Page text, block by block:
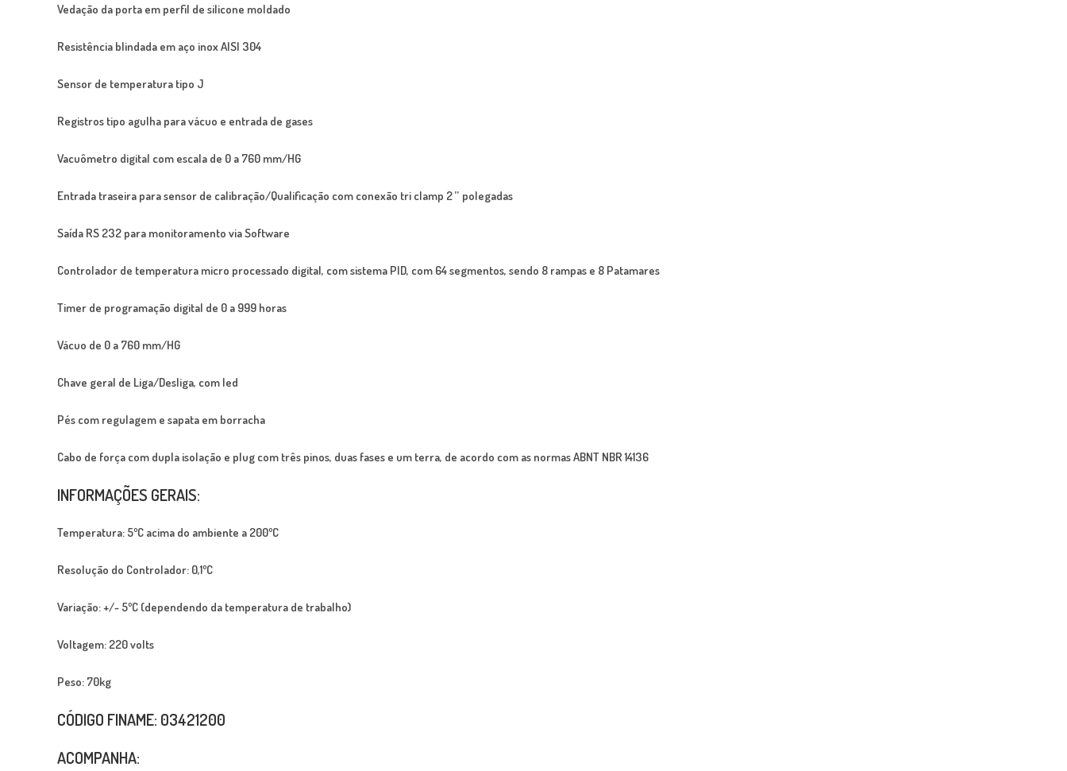
Vedação da porta em perfil de silicone moldado
Resistência blindada em aço inox AISI 304
Sensor de temperatura tipo J
Registros tipo agulha para vácuo e entrada de gases
Vacuômetro digital com escala de 0 a 760 mm/HG
Entrada traseira para sensor de calibração/Qualificação com conexão tri clamp 2 ’’ polegadas
Saída RS 232 para monitoramento via Software
Controlador de temperatura micro processado digital, com sistema PID, com 64 segmentos, sendo 8 rampas e 8 Patamares
Timer de programação digital de 0 a 999 horas
Vácuo de 0 a 760 mm/HG
Chave geral de Liga/Desliga, com led
Pés com regulagem e sapata em borracha
Cabo de força com dupla isolação e plug com três pinos, duas fases e um terra, de acordo com as normas ABNT NBR 14136
INFORMAÇÕES GERAIS:
Temperatura: 5ºC acima do ambiente a 200ºC
Resolução do Controlador: 0,1ºC
Variação: +/- 5ºC (dependendo da temperatura de trabalho)
Voltagem: 220 volts
Peso: 70kg
CÓDIGO FINAME: 03421200
ACOMPANHA: